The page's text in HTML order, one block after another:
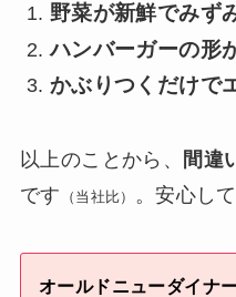
野菜が新鮮でみず
ハンバーガーの形
かぶりつくだけで
以上のことから、 間違
です （当社比） 。安心し
オールドニューダイナ